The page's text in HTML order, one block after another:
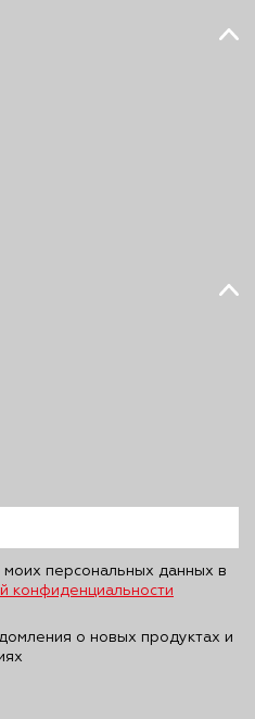
моих персональных данных в
конфиденциальности
о новых продуктах и